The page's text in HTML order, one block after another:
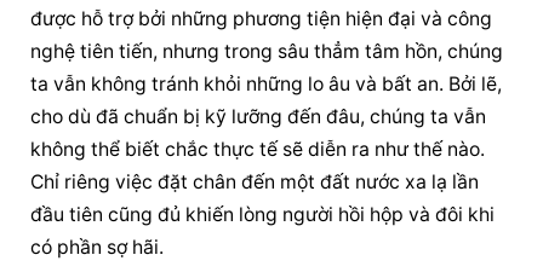
được hỗ trợ bởi những phương tiện hiện đại và công
nghệ tiên tiến, nhưng trong sâu thẳm tâm hồn, chúng
ta vẫn không tránh khỏi những lo âu và bất an. Bởi lẽ,
cho dù đã chuẩn bị kỹ lưỡng đến đâu, chúng ta vẫn
không thể biết chắc thực tế sẽ diễn ra như thế nào.
Chỉ riêng việc đặt chân đến một đất nước xa lạ lần
đầu tiên cũng đủ khiến lòng người hồi hộp và đôi khi
có phần sợ hãi.